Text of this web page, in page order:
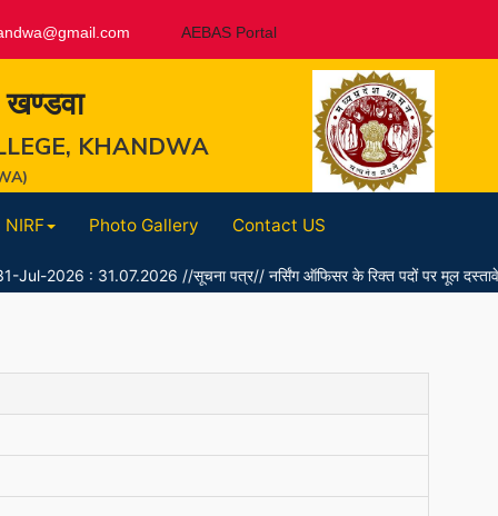
AEBAS Portal
खण्डवा
KHANDWA
NIRF Photo Gallery Contact US
: 31.07.2026 //सूचना पत्र// नर्सिंग ऑफिसर के रिक्त पदों पर मूल दस्तावेजों के